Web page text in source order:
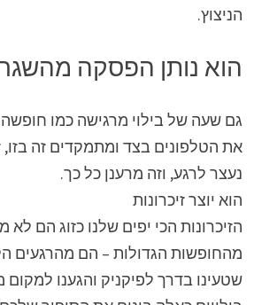
הניצוץ.
הוא נותן הפסקה
גם שעה של בילוי מרגישה כמו
את הטלפונים בצד ומתמקדים זה בזו,
נעצר לרגע, וזה מרענן כל כך.
הוא יוצר זיכרונות
הזיכרונות הכי יפים שלנו כזוג הם לא
מהחופשות הגדולות – הם מהרגעים
שטעינו בדרך לפיקניק והגענו